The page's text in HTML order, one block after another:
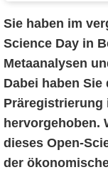
Sie haben im
Science Day in
Metaanalysen
Dabei haben
Präregistrierung
hervorgehoben.
dieses Open-
der